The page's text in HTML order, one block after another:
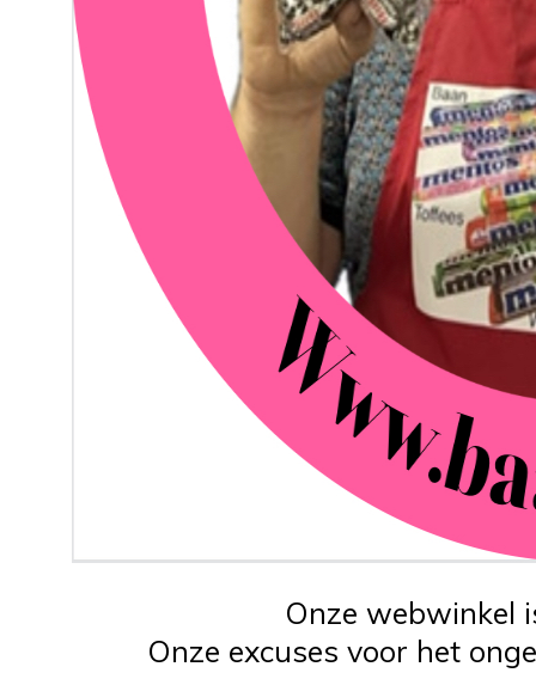
Onze webwinkel
Onze excuses voor het